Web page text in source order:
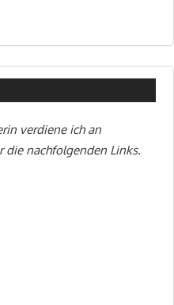
verdiene ich an
die nachfolgenden Links.